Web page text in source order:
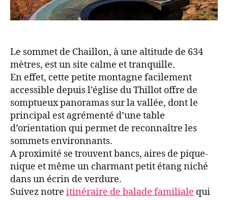
Le sommet de Chaillon, à une altitude de 634
mètres, est un site calme et tranquille.
En effet, cette petite montagne facilement
accessible depuis l’église du Thillot offre de
somptueux panoramas sur la vallée, dont le
principal est agrémenté d’une table
d’orientation qui permet de reconnaître les
sommets environnants.
A proximité se trouvent bancs, aires de pique-
nique et même un charmant petit étang niché
dans un écrin de verdure.
Suivez notre itinéraire de balade familiale qui